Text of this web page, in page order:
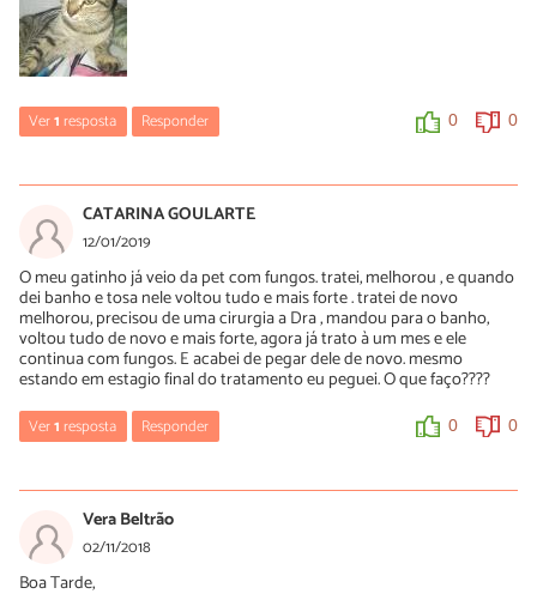
Ver1resposta Responder 0 0
23/05/2019
Leve ao vet urgente.
0 0
CATARINA GOULARTE
12/01/2019
O meu gatinho já veio da pet com fungos. tratei, melhorou , e quando
dei banho e tosa nele voltou tudo e mais forte . tratei de novo
melhorou, precisou de uma cirurgia a Dra , mandou para o banho,
voltou tudo de novo e mais forte, agora já trato à um mes e ele
continua com fungos. E acabei de pegar dele de novo. mesmo
estando em estagio final do tratamento eu peguei. O que faço????
Ver1resposta Responder 0 0
14/01/2019
Oi Catarina! Recomendamos que você busque um médico o
quanto antes!
Vera Beltrão
02/11/2018
Boa Tarde,